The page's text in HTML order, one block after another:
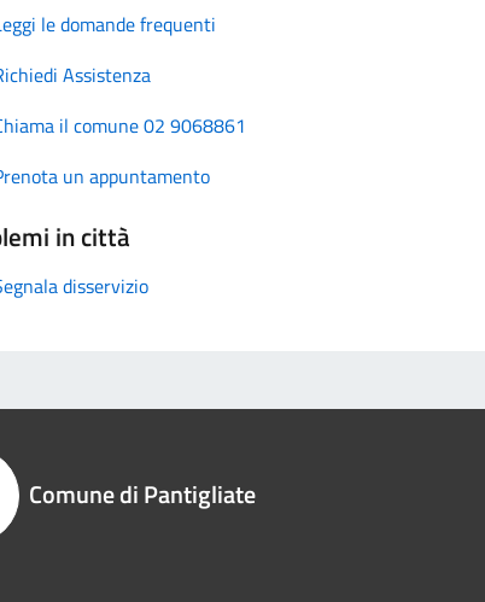
le domande frequenti
Assistenza
il comune 02 9068861
un appuntamento
in città
disservizio
Comune di Pantigliate